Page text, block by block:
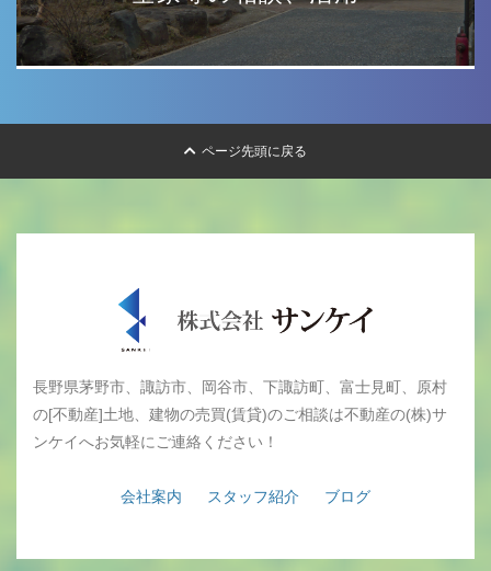
ページ先頭に戻る
長野県茅野市、諏訪市、岡谷市、下諏訪町、富士見町、原村
の[不動産]土地、建物の売買(賃貸)のご相談は不動産の(株)サ
ンケイへお気軽にご連絡ください！
会社案内 スタッフ紹介 ブログ